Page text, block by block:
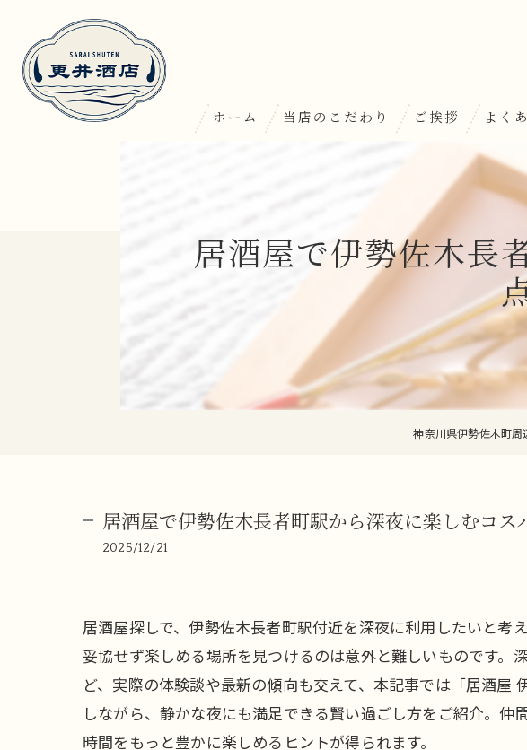
ホーム 当店のこだわり ご挨拶 よく
居酒屋で伊勢佐木長
神奈川県伊勢佐木町
居酒屋で伊勢佐木長者町駅から深夜に楽しむコス
2025/12/21
居酒屋探しで、伊勢佐木長者町駅付近を深夜に利用したいと
妥協せず楽しめる場所を見つけるのは意外と難しいものです
ど、実際の体験談や最新の傾向も交えて、本記事では「居酒
しながら、静かな夜にも満足できる賢い過ごし方をご紹介。
時間をもっと豊かに楽しめるヒントが得られます。